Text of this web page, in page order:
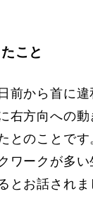
こと
前から首に違
右方向への
とのことです
ワークが多
とお話されま